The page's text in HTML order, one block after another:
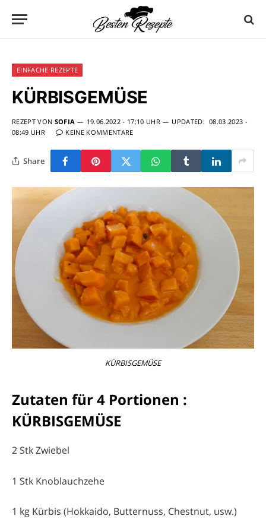
EINFACHE REZEPTE
KÜRBISGEMÜSE
REZEPT VON SOFIA 19.06.2022 - 17:10 UHR UPDATED: 08.03.2023 -
08:49 UHR
KEINE KOMMENTARE
Share
KÜRBISGEMÜSE
Zutaten für 4 Portionen :
KÜRBISGEMÜSE
2 Stk Zwiebel
1 Stk Knoblauchzehe
1 kg Kürbis (Hokkaido, Butternuss, Chestnut, usw.)